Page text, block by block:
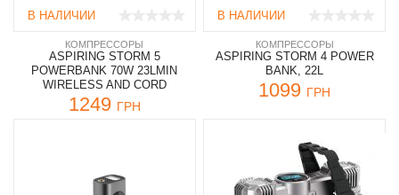
В НАЛИЧИИ
КОМПРЕССОРЫ
ASPIRING STORM 5
POWERBANK 70W 23LMIN
WIRELESS AND CORD
1249 ГРН
В НАЛИЧИИ
КОМПРЕССОРЫ
ASPIRING STORM 4 POWER
BANK, 22L
1099 ГРН